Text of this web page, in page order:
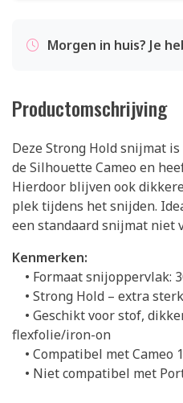
Morgen in huis? Je
Productomschrijving
Deze Strong Hold snijmat
de Silhouette Cameo en
Hierdoor blijven ook
plek tijdens het snijden.
een standaard snijmat niet
Kenmerken:
• Formaat snijoppervlak:
• Strong Hold – extra
• Geschikt voor stof,
flexfolie/iron-on
• Compatibel met Cameo
• Niet compatibel met